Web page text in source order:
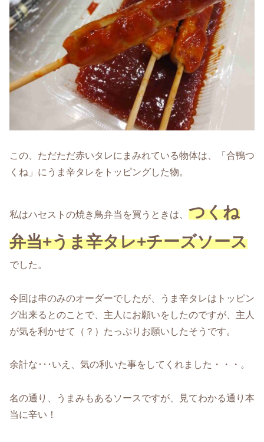
この、ただただ赤いタレにまみれている物体は、「合鴨つ
くね」にうま辛タレをトッピングした物。
私はハセストの焼き鳥弁当を買うときは、 つくね
弁当+うま辛タレ+チーズソース
でした。
今回は串のみのオーダーでしたが、うま辛タレはトッピン
グ出来るとのことで、主人にお願いをしたのですが、主人
が気を利かせて（？）たっぷりお願いしたそうです。
余計な･･･いえ、気の利いた事をしてくれました・・・。
名の通り、うまみもあるソースですが、見てわかる通り本
当に辛い！